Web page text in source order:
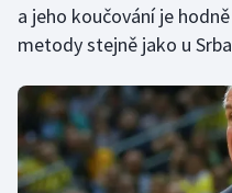
a jeho koučování je
metody stejně jako u